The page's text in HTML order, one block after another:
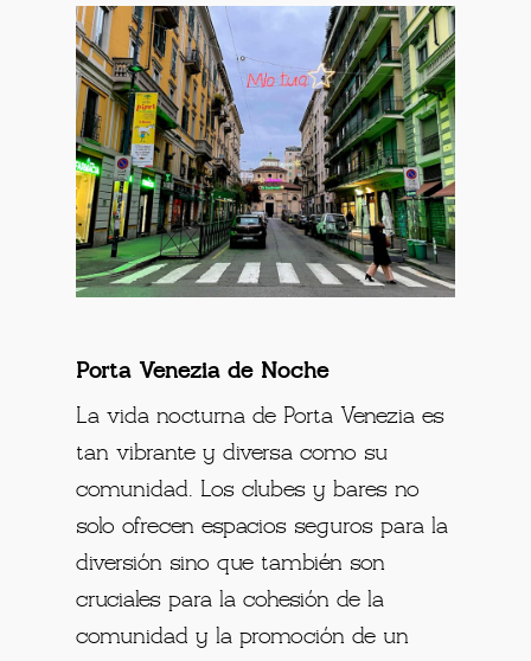
Porta Venezia de Noche
La vida nocturna de Porta Venezia es
tan vibrante y diversa como su
comunidad. Los clubes y bares no
solo ofrecen espacios seguros para la
diversión sino que también son
cruciales para la cohesión de la
comunidad y la promoción de un